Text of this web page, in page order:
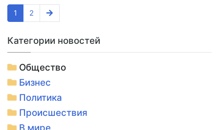
1 2
Категории новостей
Общество
Бизнес
Политика
Происшествия